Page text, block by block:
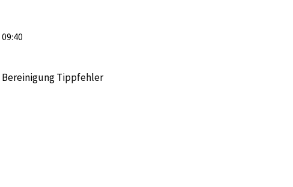
09:40
Tippfehler